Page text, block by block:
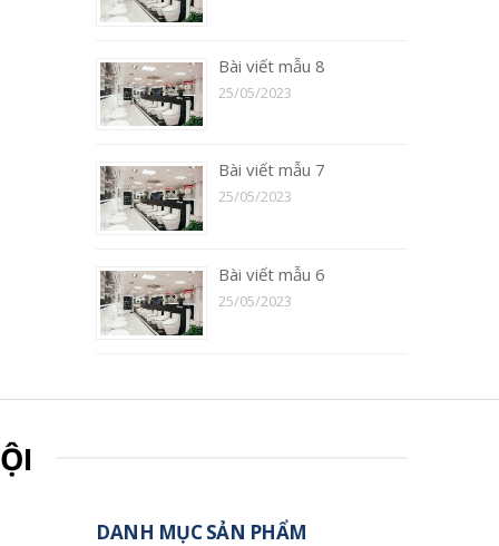
Bài viết mẫu 8
25/05/2023
Bài viết mẫu 7
25/05/2023
Bài viết mẫu 6
25/05/2023
DANH MỤC SẢN PHẨM